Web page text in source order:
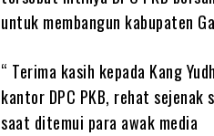
untuk membangun kabupaten
“ Terima kasih kepada Kang
kantor DPC PKB, rehat
saat ditemui para awak media